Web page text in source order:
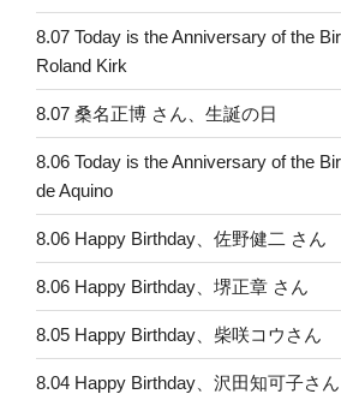
8.07 Today is the Anniversary of the
Roland Kirk
8.07 桑名正博 さん、生誕の日
8.06 Today is the Anniversary of the
de Aquino
8.06 Happy Birthday、佐野健二 さん
8.06 Happy Birthday、堺正章 さん
8.05 Happy Birthday、柴咲コウさん
8.04 Happy Birthday、沢田知可子さん